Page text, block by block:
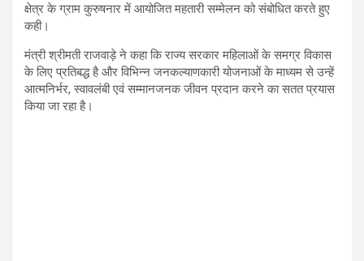
क्षेत्र के ग्राम कुरुषनार में आयोजित महतारी सम्मेलन को संबोधित करते हुए
कही।
मंत्री श्रीमती राजवाड़े ने कहा कि राज्य सरकार महिलाओं के समग्र विकास
के लिए प्रतिबद्ध है और विभिन्न जनकल्याणकारी योजनाओं के माध्यम से उन्हें
आत्मनिर्भर, स्वावलंबी एवं सम्मानजनक जीवन प्रदान करने का सतत प्रयास
किया जा रहा है।